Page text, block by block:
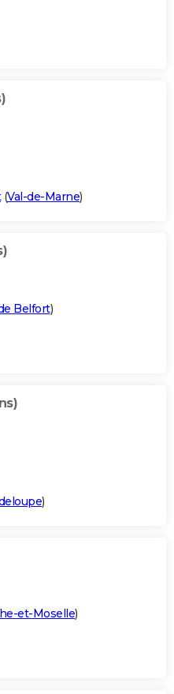
(Val-de-Marne)
Belfort)
)
et-Moselle)